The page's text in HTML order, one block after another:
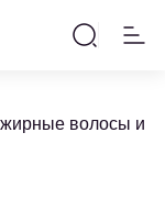
волосы и